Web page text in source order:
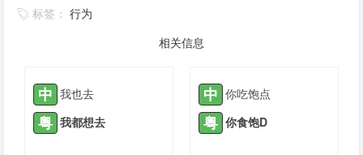
标签： 行为
相关信息
中 我也去
粤 我都想去
中 你吃饱点
粤 你食饱D